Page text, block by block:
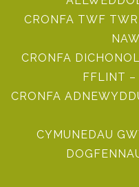
CRONFA TWF
CRONFA
FFLINT –
CRONFA
CYMUNEDAU